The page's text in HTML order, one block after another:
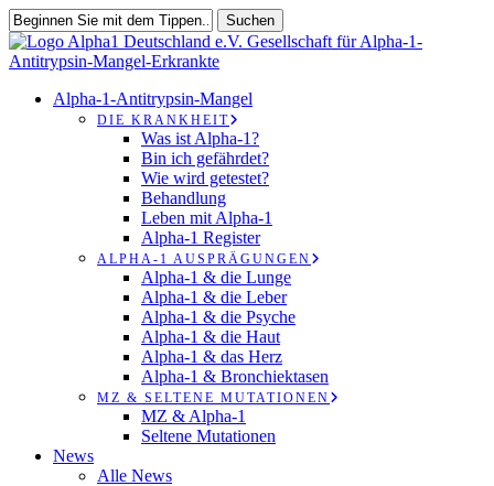
Zum
Hauptinhalt
springen
Suchen
Suche
schließen
suchen
SpeisekarteAlpha-1-Antitrypsin-Mangel
DIE KRANKHEIT
Was ist Alpha-1?
Bin ich gefährdet?
Wie wird getestet?
Behandlung
Leben mit Alpha-1
Alpha-1 Register
ALPHA-1 AUSPRÄGUNGEN
Alpha-1 & die Lunge
Alpha-1 & die Leber
Alpha-1 & die Psyche
Alpha-1 & die Haut
Alpha-1 & das Herz
Alpha-1 & Bronchiektasen
MZ & SELTENE MUTATIONEN
MZ & Alpha-1
Seltene Mutationen
News
Alle News